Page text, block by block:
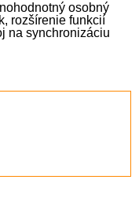
osobný
rozšírenie funkcií
na synchronizáciu